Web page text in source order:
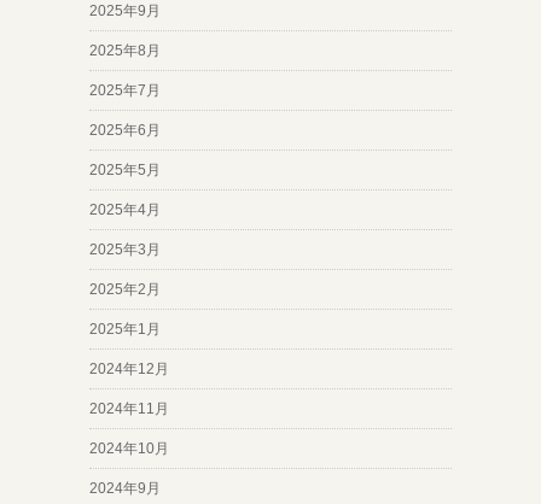
2025年9月
2025年8月
2025年7月
2025年6月
2025年5月
2025年4月
2025年3月
2025年2月
2025年1月
2024年12月
2024年11月
2024年10月
2024年9月